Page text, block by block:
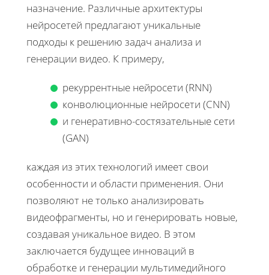
назначение. Различные архитектуры
нейросетей предлагают уникальные
подходы к решению задач анализа и
генерации видео. К примеру,
рекуррентные нейросети (RNN)
конволюционные нейросети (CNN)
и генеративно-состязательные сети
(GAN)
каждая из этих технологий имеет свои
особенности и области применения. Они
позволяют не только анализировать
видеофрагменты, но и генерировать новые,
создавая уникальное видео. В этом
заключается будущее инноваций в
обработке и генерации мультимедийного